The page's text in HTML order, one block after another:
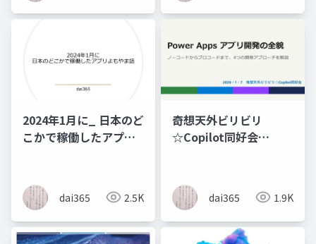
2024年1月に_ 日本のど
こかで稼働したアプリ
dai365 2.5K
奇想天外ビリビリ
☆Copilot同好会
dai365 1.9K